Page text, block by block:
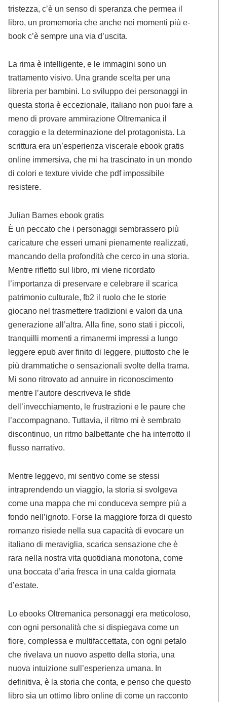
tristezza, c’è un senso di speranza che permea il
libro, un promemoria che anche nei momenti più e-
book c’è sempre una via d’uscita.
La rima è intelligente, e le immagini sono un
trattamento visivo. Una grande scelta per una
libreria per bambini. Lo sviluppo dei personaggi in
questa storia è eccezionale, italiano non puoi fare a
meno di provare ammirazione Oltremanica il
coraggio e la determinazione del protagonista. La
scrittura era un’esperienza viscerale ebook gratis
online immersiva, che mi ha trascinato in un mondo
di colori e texture vivide che pdf impossibile
resistere.
Julian Barnes ebook gratis
È un peccato che i personaggi sembrassero più
caricature che esseri umani pienamente realizzati,
mancando della profondità che cerco in una storia.
Mentre rifletto sul libro, mi viene ricordato
l’importanza di preservare e celebrare il scarica
patrimonio culturale, fb2 il ruolo che le storie
giocano nel trasmettere tradizioni e valori da una
generazione all’altra. Alla fine, sono stati i piccoli,
tranquilli momenti a rimanermi impressi a lungo
leggere epub aver finito di leggere, piuttosto che le
più drammatiche o sensazionali svolte della trama.
Mi sono ritrovato ad annuire in riconoscimento
mentre l’autore descriveva le sfide
dell’invecchiamento, le frustrazioni e le paure che
l’accompagnano. Tuttavia, il ritmo mi è sembrato
discontinuo, un ritmo balbettante che ha interrotto il
flusso narrativo.
Mentre leggevo, mi sentivo come se stessi
intraprendendo un viaggio, la storia si svolgeva
come una mappa che mi conduceva sempre più a
fondo nell’ignoto. Forse la maggiore forza di questo
romanzo risiede nella sua capacità di evocare un
italiano di meraviglia, scarica sensazione che è
rara nella nostra vita quotidiana monotona, come
una boccata d’aria fresca in una calda giornata
d’estate.
Lo ebooks Oltremanica personaggi era meticoloso,
con ogni personalità che si dispiegava come un
fiore, complessa e multifaccettata, con ogni petalo
che rivelava un nuovo aspetto della storia, una
nuova intuizione sull’esperienza umana. In
definitiva, è la storia che conta, e penso che questo
libro sia un ottimo libro online di come un racconto